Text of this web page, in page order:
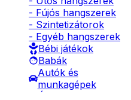
- Fújós hangszerek
- Szintetizátorok
- Egyéb hangszerek
Bébi játékok
Babák
Autók és
munkagépek